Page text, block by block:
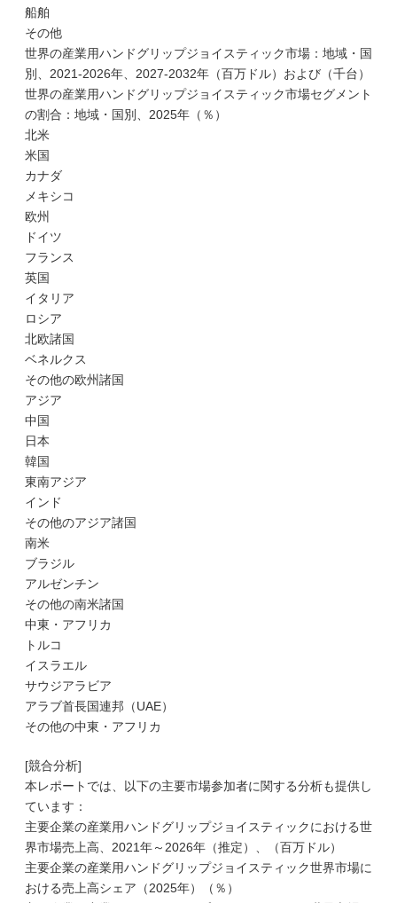
船舶
その他
世界の産業用ハンドグリップジョイスティック市場：地域・国
別、2021-2026年、2027-2032年（百万ドル）および（千台）
世界の産業用ハンドグリップジョイスティック市場セグメント
の割合：地域・国別、2025年（％）
北米
米国
カナダ
メキシコ
欧州
ドイツ
フランス
英国
イタリア
ロシア
北欧諸国
ベネルクス
その他の欧州諸国
アジア
中国
日本
韓国
東南アジア
インド
その他のアジア諸国
南米
ブラジル
アルゼンチン
その他の南米諸国
中東・アフリカ
トルコ
イスラエル
サウジアラビア
アラブ首長国連邦（UAE）
その他の中東・アフリカ
[競合分析]
本レポートでは、以下の主要市場参加者に関する分析も提供し
ています：
主要企業の産業用ハンドグリップジョイスティックにおける世
界市場売上高、2021年～2026年（推定）、（百万ドル）
主要企業の産業用ハンドグリップジョイスティック世界市場に
おける売上高シェア（2025年）（％）